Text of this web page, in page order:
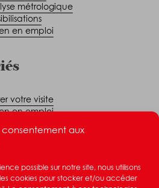
aux
possible sur notre site, nous utilisons
cookies pour stocker et/ou accéder
métrologique
en emploi
votre visite
en emploi
légales